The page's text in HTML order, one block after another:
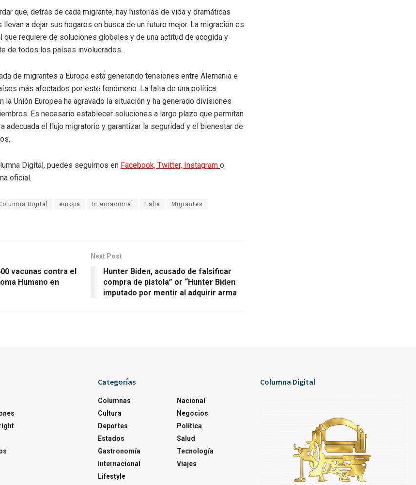
que, detrás de cada migrante, hay historias de vida y dramáticas
a dejar sus hogares en busca de un futuro mejor. La migración es
que requiere de soluciones globales y de una actitud de acogida y
de todos los países involucrados.
de migrantes a Europa está generando tensiones entre Alemania e
más afectados por este fenómeno. La falta de una política
la Unión Europea ha agravado la situación y ha generado divisiones
Es necesario establecer soluciones a largo plazo que permitan
adecuada el flujo migratorio y garantizar la seguridad y el bienestar de
Digital, puedes seguirnos en Facebook, Twitter, Instagram o
oficial.
Digital europa Internacional Italia Migrantes
vacunas contra el
Humano en
Next Post
Hunter Biden, acusado de falsificar
compra de pistola” or “Hunter Biden
imputado por mentir al adquirir arma
Categorías
Columnas
Cultura
Deportes
Estados
Gastronomía
Internacional
Lifestyle
Nacional
Negocios
Política
Salud
Tecnología
Viajes
Columna Digital